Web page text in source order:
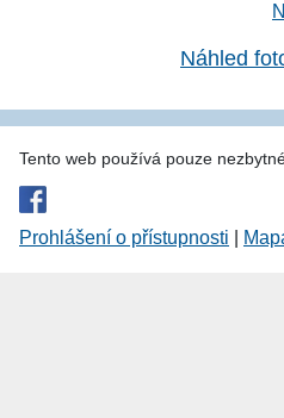
Náhled
Tento web používá pouze
Prohlášení o přístupnosti